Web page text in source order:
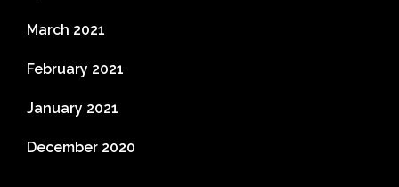
March 2021
February 2021
January 2021
December 2020